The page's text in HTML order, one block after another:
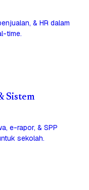
& HR dalam
time.
Sistem
e-rapor, & SPP
sekolah.